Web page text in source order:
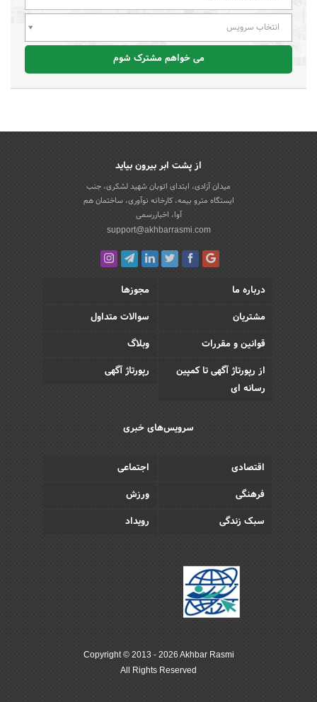
انتخاب سرویس
می خواهم مشترک شوم
از پشت ابر بیرون بیاید
میدان آزادی، ابتدای اتوبان شهید لشکری، جنب
ایستگاه مترو بیمه، کارخانه نوآوری، ساختمان هم
آوا، اخباررسمی
support@akhbarrasmi.com
درباره ما
مجوزها
مشتریان
سوالات متداول
قوانین و مقررات
وبلاگ
از رپورتاژ آگهی تا کمپین
رسانه ای
رپورتاژ آگهی
سرویس‌های خبری
اقتصادی
اجتماعی
فرهنگی
ورزش
سبک زندگی
رویداد
Copyright © 2013 - 2026 Akhbar Rasmi
All Rights Reserved